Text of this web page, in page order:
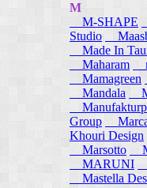
M
M-SHAPE
Studio
Made In
Maharam
Mamagreen
Mandala
Group
Khouri Design
Marsotto
MARUNI
Mastella